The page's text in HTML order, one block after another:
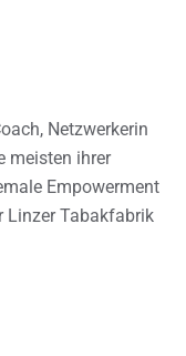
Netzwerkerin
meisten ihrer
Empowerment
Linzer Tabakfabrik